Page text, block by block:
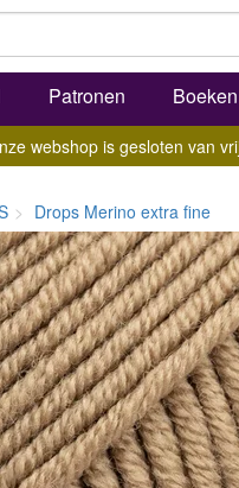
Patronen Boeken
webshop is gesloten van
Drops Merino extra fine